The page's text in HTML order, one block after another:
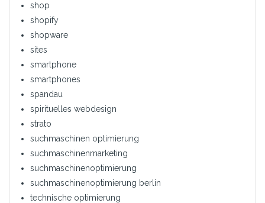
shop
shopify
shopware
sites
smartphone
smartphones
spandau
spirituelles webdesign
strato
suchmaschinen optimierung
suchmaschinenmarketing
suchmaschinenoptimierung
suchmaschinenoptimierung berlin
technische optimierung